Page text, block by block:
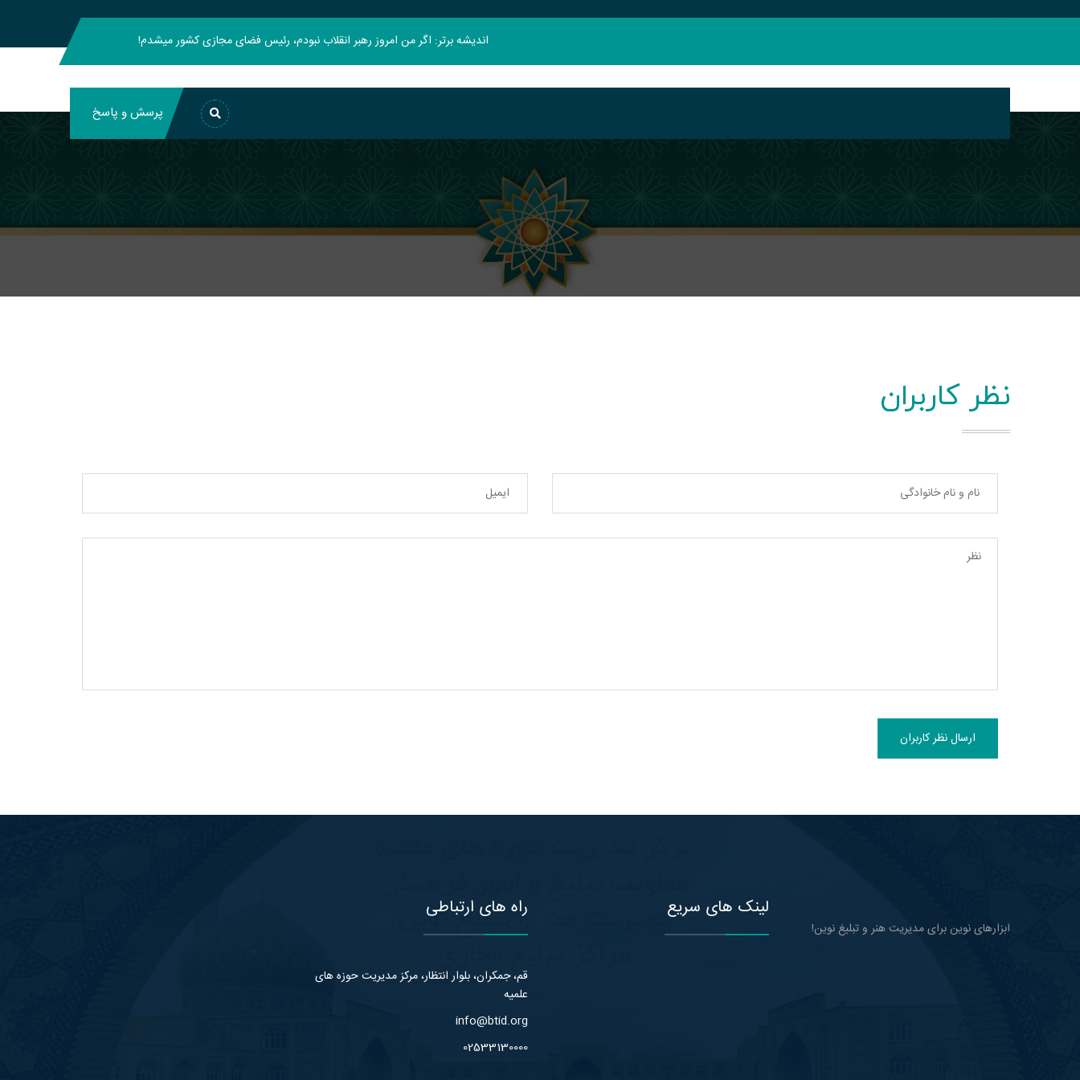
بانک محتوای مراکز تبلیغ مجازی حوزه های علمیه
اندیشه برتر: اگر من امروز رهبر انقلاب نبودم، رئیس فضای مجازی کشور میشدم!
پرسش و پاسخ
نظر کاربران
ارسال نظر کاربران
ابزارهای نوین برای مدیریت هنر و تبلیغ نوین!
لینک های سریع راه های ارتباطی
قم، جمکران، بلوار انتظار، مرکز مدیریت حوزه های
علمیه
info@btid.org
02533130000